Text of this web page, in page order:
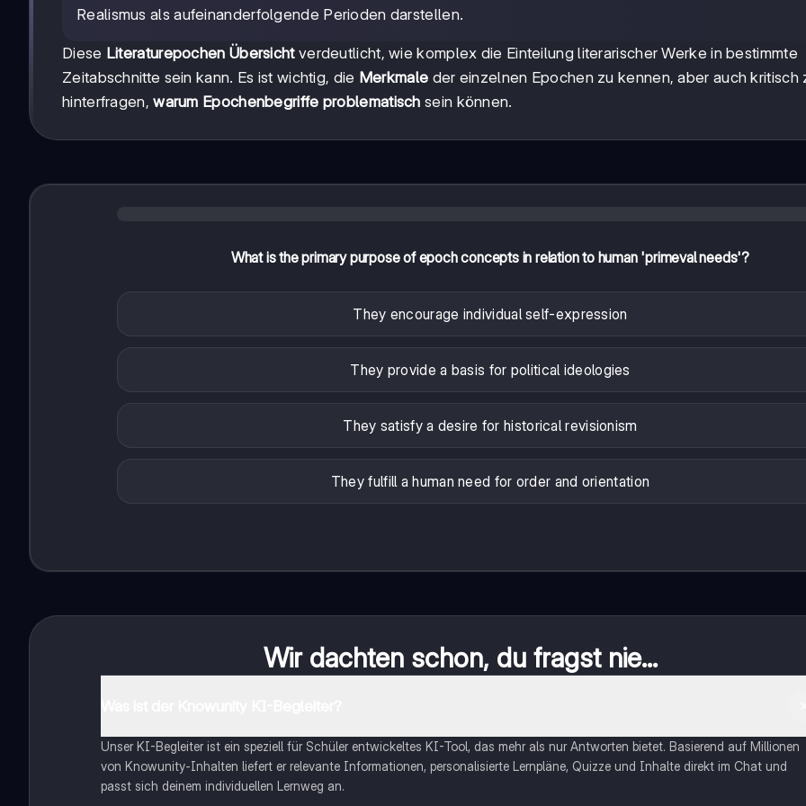
Realismus als aufeinanderfolgende Perioden darstellen.
Diese Literaturepochen Übersichtverdeutlicht, wie komplex die Einteilung literarischer Werke in bestimmte
Zeitabschnitte sein kann. Es ist wichtig, die Merkmale der einzelnen Epochen zu kennen, aber auch kritisch
hinterfragen,warum Epochenbegriffe problematisch sein können.
What is the primary purpose of epoch concepts in relation to human 'primeval needs'?
They encourage individual self-expression
They provide a basis for political ideologies
They satisfy a desire for historical revisionism
They fulfill a human need for order and orientation
Wir dachten schon, du fragst nie...
Unser KI-Begleiter ist ein speziell für Schüler entwickeltes KI-Tool, das mehr als nur Antworten bietet. Basierend auf Millionen
von Knowunity-Inhalten liefert er relevante Informationen, personalisierte Lernpläne, Quizze und Inhalte direkt im Chat und
passt sich deinem individuellen Lernweg an.